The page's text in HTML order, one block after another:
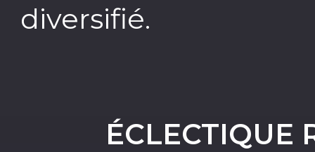
diversifié.
ÉCLECTIQUE